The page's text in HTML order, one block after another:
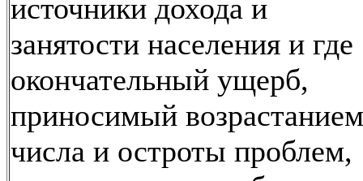
источники дохода и
занятости населения и где
окончательный ущерб,
приносимый возрастанием
числа и остроты проблем,